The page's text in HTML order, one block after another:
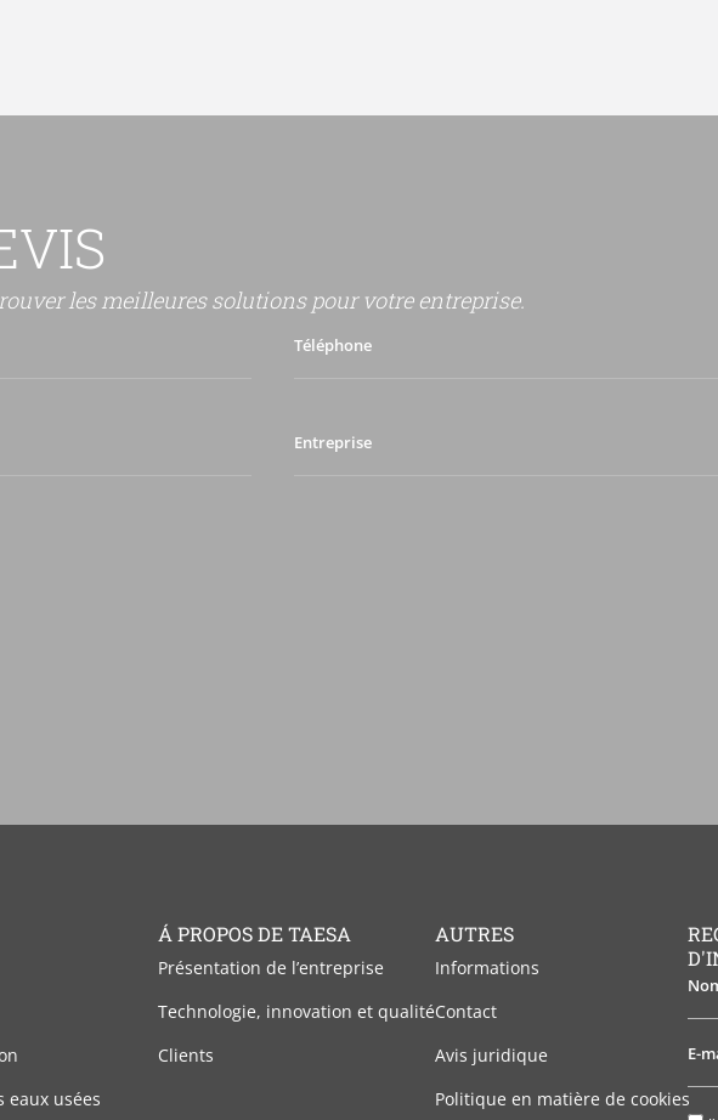
les meilleures solutions pour votre entreprise.
Téléphone
Entreprise
eaux usées
Á PROPOS DE TAESA
Présentation de l’entreprise
Technologie, innovation et qualité
Clients
AUTRES
Informations
Contact
Avis juridique
Politique en matière de cookies
E-